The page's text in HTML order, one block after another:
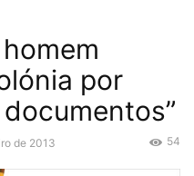
por
de 2013 54